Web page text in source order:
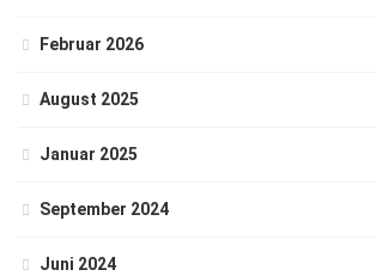
Februar 2026
August 2025
Januar 2025
September 2024
Juni 2024